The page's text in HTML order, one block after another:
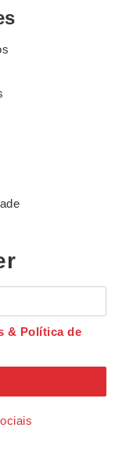
& Política de